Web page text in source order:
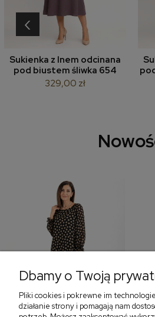
Sukienka z lnem odcinana
pod biustem śliwka 654
329,00 zł
‹
Dbamy o Twoją
Pliki cookies i pokrewne im
działanie strony i pomagają nam